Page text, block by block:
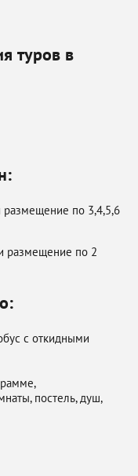
туров в
размещение по 3,4,5,6
размещение по 2
с откидными
постель, душ,